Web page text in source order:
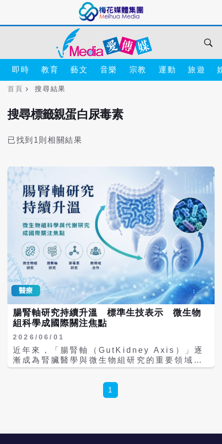
即時 教育 藝文 音樂 宗教 運動 旅遊
首頁 搜尋結果
搜尋標籤親蛋白尿毒素
已找到1則相關結果
醫療
腸腎軸研究持續升溫 標準生技表示 微生物
組科學成國際關注焦點
2026/06/01
近年來，「腸腎軸（GutKidney Axis）」逐
漸成為腎臟醫學與微生物組研究的重要領域。
隨著腸道菌相、代謝物與人體生理機制之間的
關聯性受到更多關注，國際相關研究持續累
積，也帶動國內腎臟醫學專家在腸道微生物組
科學和疾病營養領域的研究發展。 標準生技表
1